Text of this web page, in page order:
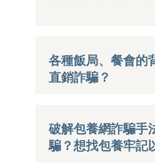
各種飯局、餐會的
直銷詐騙？
破解包養網詐騙手
騙？想找包養牢記